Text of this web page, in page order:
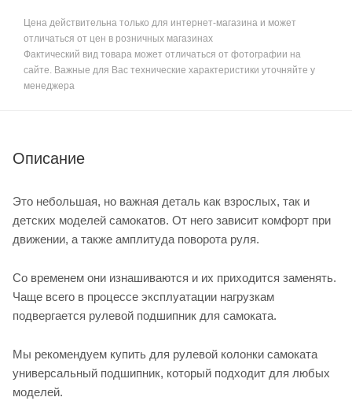
Цена действительна только для интернет-магазина и может
отличаться от цен в розничных магазинах
Фактический вид товара может отличаться от фотографии на
сайте. Важные для Вас технические характеристики уточняйте у
менеджера
Описание
Это небольшая, но важная деталь как взрослых, так и
детских моделей самокатов. От него зависит комфорт при
движении, а также амплитуда поворота руля.
Со временем они изнашиваются и их приходится заменять.
Чаще всего в процессе эксплуатации нагрузкам
подвергается рулевой подшипник для самоката.
Мы рекомендуем купить для рулевой колонки самоката
универсальный подшипник, который подходит для любых
моделей.